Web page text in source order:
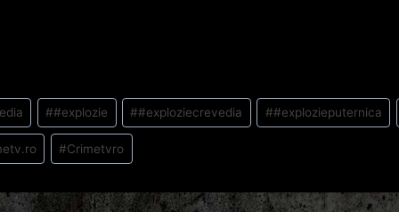
##explozie ##exploziecrevedia ##explozieputernica
#Crimetvro